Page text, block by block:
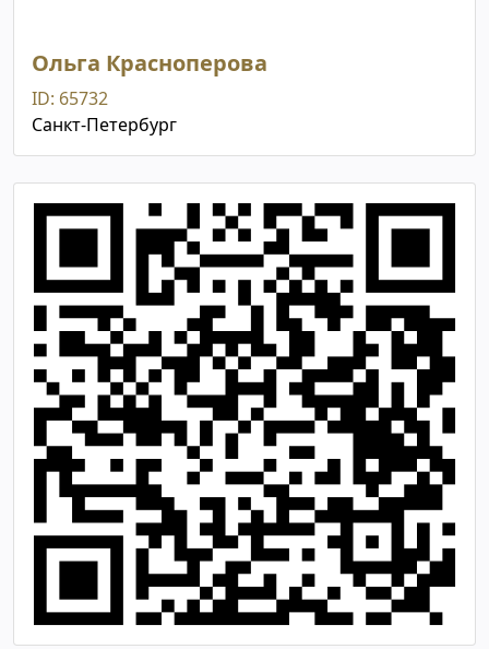
Ольга Красноперова
ID: 65732
Санкт-Петербург